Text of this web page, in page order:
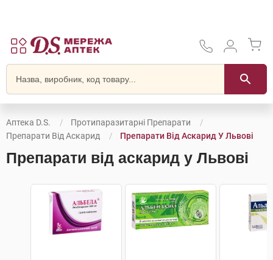
Аптека D.S.
Протипаразитарні Препарати
Препарати Від Аскарид
Препарати Від Аскарид У Львові
Препарати від аскарид у Львові